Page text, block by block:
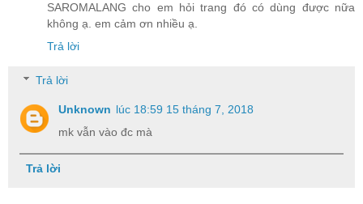
SAROMALANG cho em hỏi trang đó có dùng được nữa
không ạ. em cảm ơn nhiều ạ.
Trả lời
Trả lời
Unknown lúc 18:59 15 tháng 7, 2018
mk vẫn vào đc mà
Trả lời